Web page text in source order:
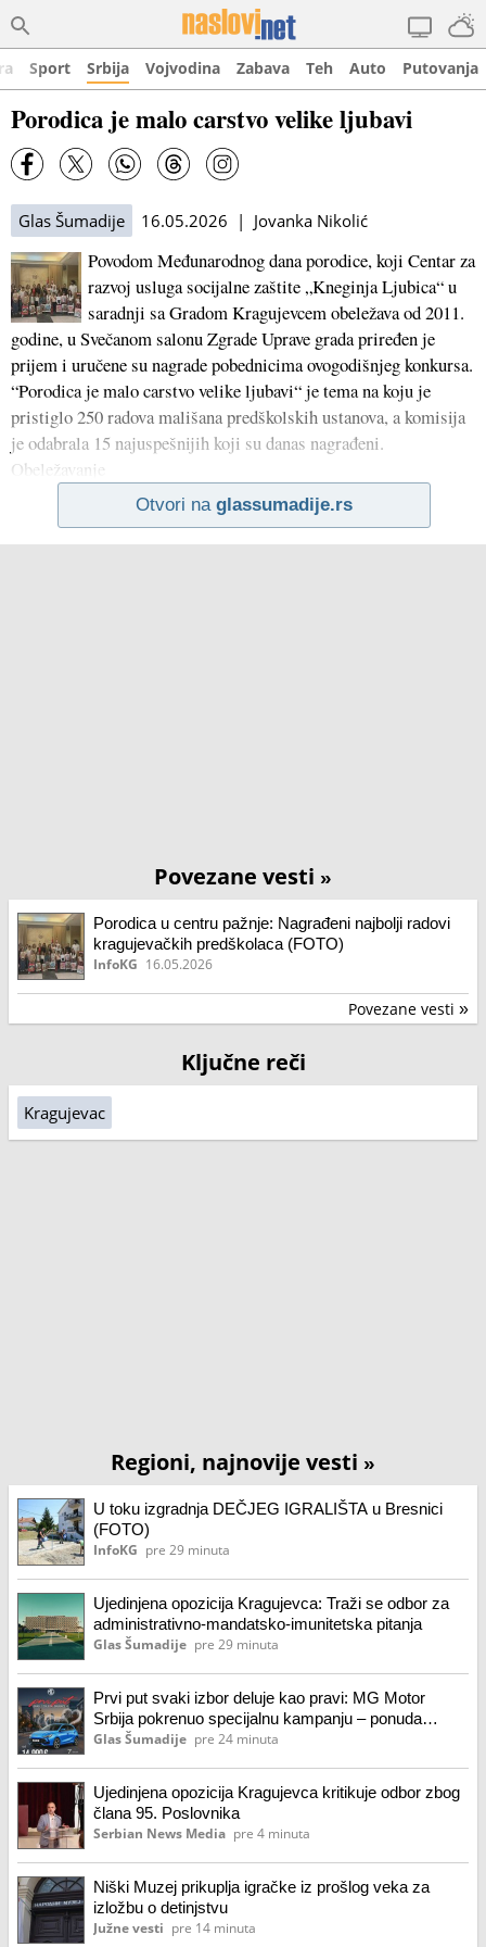
Sport Srbija Vojvodina Zabava Teh Auto Putovanja
Porodica je malo carstvo velike ljubavi
Glas Šumadije 16.05.2026 | Jovanka Nikolić
Povodom Međunarodnog dana porodice, koji Centar za
razvoj usluga socijalne zaštite „Kneginja Ljubica“ u
saradnji sa Gradom Kragujevcem obeležava od 2011.
godine, u Svečanom salonu Zgrade Uprave grada priređen je
prijem i uručene su nagrade pobednicima ovogodišnjeg konkursa.
“Porodica je malo carstvo velike ljubavi“ je tema na koju je
pristiglo 250 radova mališana predškolskih ustanova, a komisija
je odabrala 15 najuspešnijih koji su danas nagrađeni.
Obeležavanje
Otvori na glassumadije.rs
Povezane vesti »
Porodica u centru pažnje: Nagrađeni najbolji radovi
kragujevačkih predškolaca (FOTO)
InfoKG 16.05.2026
Povezane vesti »
Ključne reči
Kragujevac
Regioni, najnovije vesti »
U toku izgradnja DEČJEG IGRALIŠTA u Bresnici
(FOTO)
InfoKG pre 29 minuta
Ujedinjena opozicija Kragujevca: Traži se odbor za
administrativno-mandatsko-imunitetska pitanja
Glas Šumadije pre 29 minuta
Prvi put svaki izbor deluje kao pravi: MG Motor
Srbija pokrenuo specijalnu kampanju – ponuda
dostupna i u Kragujevcu
Glas Šumadije pre 24 minuta
Ujedinjena opozicija Kragujevca kritikuje odbor zbog
člana 95. Poslovnika
Serbian News Media pre 4 minuta
Niški Muzej prikuplja igračke iz prošlog veka za
izložbu o detinjstvu
Južne vesti pre 14 minuta